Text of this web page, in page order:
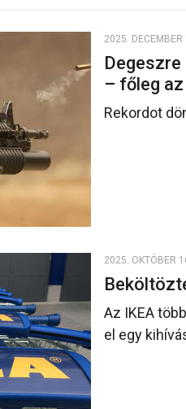
2025. DECEMBER
– főleg
Rekordot
2025. OKTÓBER
Az IKEA
el egy